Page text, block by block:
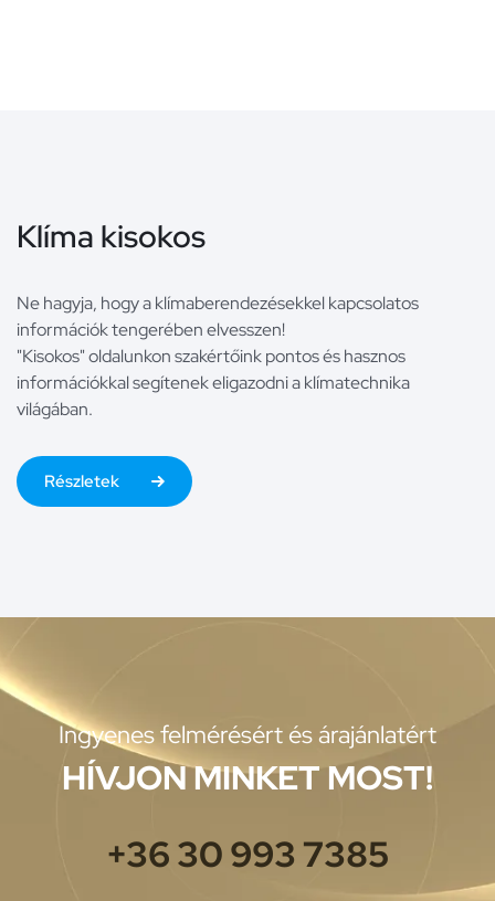
Klíma kisokos
Ne hagyja, hogy a klímaberendezésekkel kapcsolatos
információk tengerében elvesszen!
"Kisokos" oldalunkon szakértőink pontos és hasznos
információkkal segítenek eligazodni a klímatechnika
világában.
Részletek
Ingyenes felmérésért és árajánlatért
HÍVJON MINKET MOST!
+36 30 993 7385